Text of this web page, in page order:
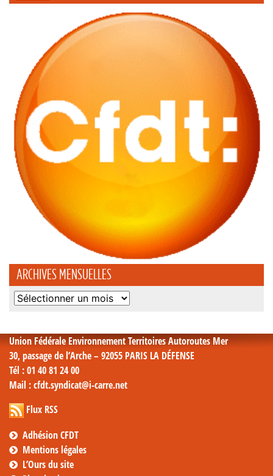
ARCHIVES MENSUELLES
Archives
Union Fédérale Environnement Territoires Autoroutes Mer
30, passage de l’Arche – 92055 PARIS LA DÉFENSE
Tél : 01 40 81 24 00
Mail : cfdt.syndicat@i-carre.net
Flux RSS
Adhésion CFDT
Mentions légales
L’Ours du site